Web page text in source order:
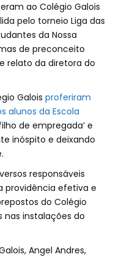
ao Colégio Galois
pelo torneio Liga das
da Nossa
de preconceito
relato da diretora do
Galois proferiram
alunos da Escola
de empregada’ e
inóspito e deixando
responsáveis
providência efetiva e
do Colégio
nas instalações do
Angel Andres,